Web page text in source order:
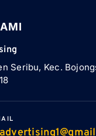
Seribu, Kec.